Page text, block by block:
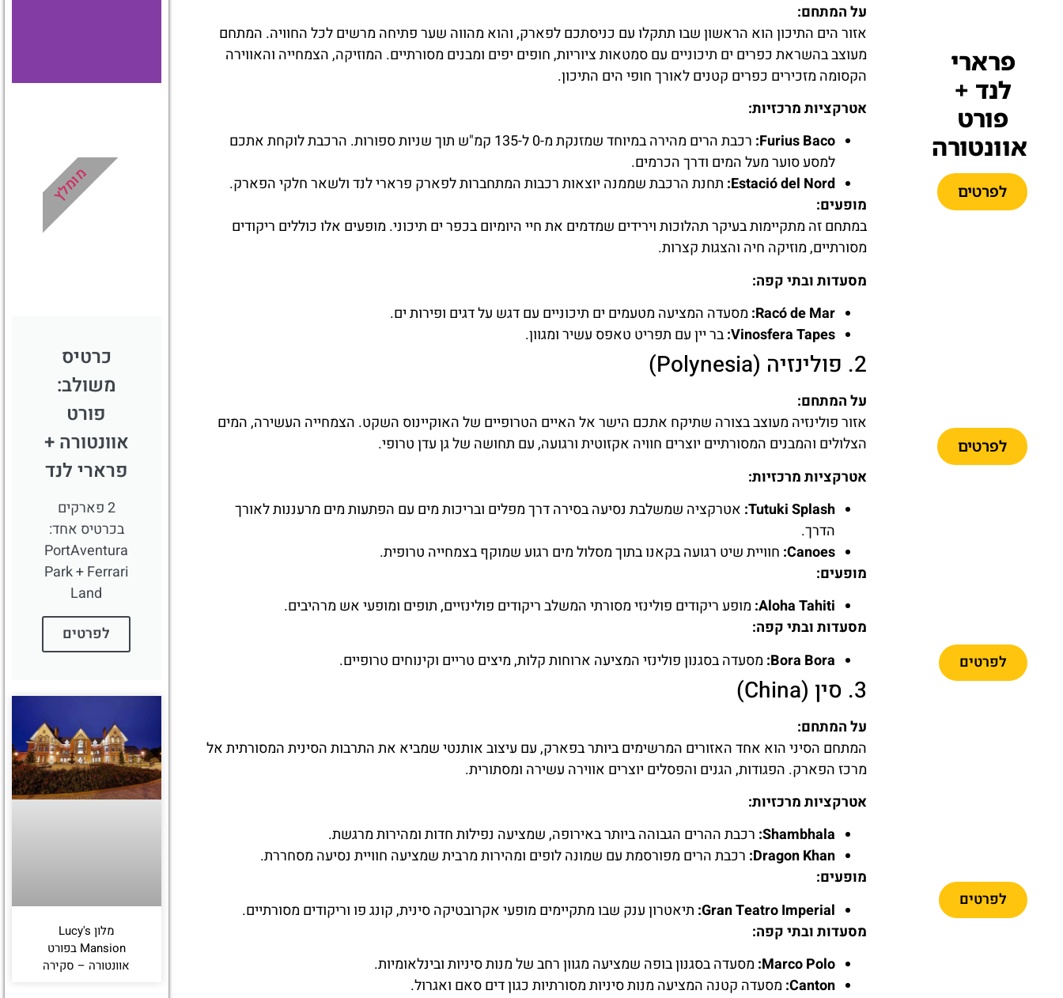
פרארי
לנד +
פורט
אוונטורה
לפרטים
לפרטים
לפרטים
לפרטים
על המתחם:
אזור הים התיכון הוא הראשון שבו תתקלו עם כניסתכם לפארק, והוא מהווה שער פתיחה מרשים לכל החוויה. המתחם
מעוצב בהשראת כפרים ים תיכוניים עם סמטאות ציוריות, חופים יפים ומבנים מסורתיים. המוזיקה, הצמחייה והאווירה
הקסומה מזכירים כפרים קטנים לאורך חופי הים התיכון.
אטרקציות מרכזיות:
Furius Baco:
רכבת הרים מהירה במיוחד שמזנקת מ-0 ל-135 קמ"ש תוך שניות ספורות. הרכבת לוקחת אתכם
למסע סוער מעל המים ודרך הכרמים.
Estació del Nord: תחנת הרכבת שממנה יוצאות רכבות המתחברות לפארק פרארי לנד ולשאר חלקי הפארק.
מופעים:
במתחם זה מתקיימות בעיקר תהלוכות וירידים שמדמים את חיי היומיום בכפר ים תיכוני. מופעים אלו כוללים ריקודים
מסורתיים, מוזיקה חיה והצגות קצרות.
מסעדות ובתי קפה:
Racó de Mar: מסעדה המציעה מטעמים ים תיכוניים עם דגש על דגים ופירות ים.
Vinosfera Tapes: בר יין עם תפריט טאפס עשיר ומגוון.
2. פולינזיה (Polynesia)
על המתחם:
אזור פולינזיה מעוצב בצורה שתיקח אתכם הישר אל האיים הטרופיים של האוקיינוס השקט. הצמחייה העשירה, המים
הצלולים והמבנים המסורתיים יוצרים חוויה אקזוטית ורגועה, עם תחושה של גן עדן טרופי.
אטרקציות מרכזיות:
Tutuki Splash: אטרקציה שמשלבת נסיעה בסירה דרך מפלים ובריכות מים עם הפתעות מים מרעננות לאורך
הדרך.
Canoes: חוויית שיט רגועה בקאנו בתוך מסלול מים רגוע שמוקף בצמחייה טרופית.
מופעים:
Aloha Tahiti: מופע ריקודים פולינזי מסורתי המשלב ריקודים פולינזיים, תופים ומופעי אש מרהיבים.
מסעדות ובתי קפה:
Bora Bora: מסעדה בסגנון פולינזי המציעה ארוחות קלות, מיצים טריים וקינוחים טרופיים.
3. סין (China)
על המתחם:
המתחם הסיני הוא אחד האזורים המרשימים ביותר בפארק, עם עיצוב אותנטי שמביא את התרבות הסינית המסורתית אל
מרכז הפארק. הפגודות, הגנים והפסלים יוצרים אווירה עשירה ומסתורית.
אטרקציות מרכזיות:
Shambhala: רכבת ההרים הגבוהה ביותר באירופה, שמציעה נפילות חדות ומהירות מרגשת.
Dragon Khan: רכבת הרים מפורסמת עם שמונה לופים ומהירות מרבית שמציעה חוויית נסיעה מסחררת.
מופעים:
Gran Teatro Imperial: תיאטרון ענק שבו מתקיימים מופעי אקרובטיקה סינית, קונג פו וריקודים מסורתיים.
מסעדות ובתי קפה:
Marco Polo: מסעדה בסגנון בופה שמציעה מגוון רחב של מנות סיניות ובינלאומיות.
Canton: מסעדה קטנה המציעה מנות סיניות מסורתיות כגון דים סאם ואגרול.
מלון
מומלץ?
לחצו
כרטיס
משולב:
פורט
אוונטורה +
פרארי לנד
2 פארקים
בכרטיס אחד:
PortAventura
Park + Ferrari
Land
לפרטים
מומלץ
מלון Lucy's
Mansion בפורט
אוונטורה – סקירה